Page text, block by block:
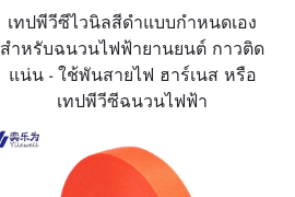
เทปพีวีซีไวนิลสีดำแบบกำหนดเอง
สำหรับฉนวนไฟฟ้ายานยนต์ กาวติด
แน่น - ใช้พันสายไฟ ฮาร์เนส หรือ
เทปพีวีซีฉนวนไฟฟ้า